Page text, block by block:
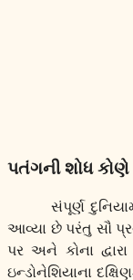
પતંગની શોધ કોણે
સંપૂર્ણ
આવ્યા છે પરંતુ સૌ
પર અને કોના
ઇન્ડોનેશિયાના